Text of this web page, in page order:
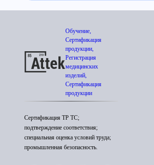
Обучение,
Сертификация
продукции,
Регистрация
медицинских
изделий,
Сертификация
продукции
Сертификация ТР ТС;
подтверждение соответствия;
специальная оценка условий труда;
промышленная безопасность.